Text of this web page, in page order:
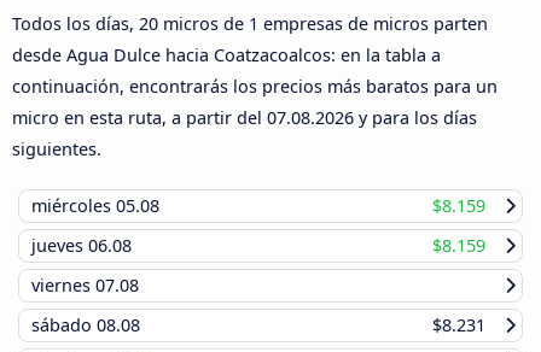
Todos los días, 20 micros de 1 empresas de micros parten
desde Agua Dulce hacia Coatzacoalcos: en la tabla a
continuación, encontrarás los precios más baratos para un
micro en esta ruta, a partir del 07.08.2026 y para los días
siguientes.
miércoles 05.08
$8.159
jueves 06.08
$8.159
viernes 07.08
sábado 08.08
$8.231